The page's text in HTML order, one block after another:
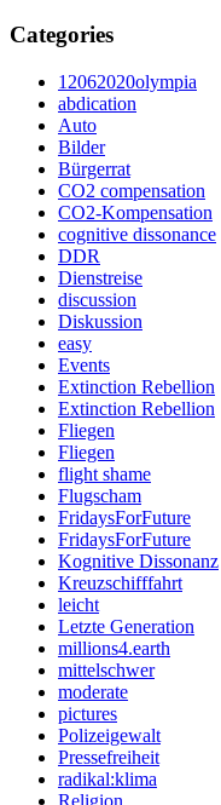
Categories
12062020olympia
abdication
Auto
Bilder
Bürgerrat
CO2 compensation
CO2-Kompensation
cognitive dissonance
DDR
Dienstreise
discussion
Diskussion
easy
Events
Extinction Rebellion
Extinction Rebellion
Fliegen
Fliegen
flight shame
Flugscham
FridaysForFuture
FridaysForFuture
Kognitive Dissonanz
Kreuzschifffahrt
leicht
Letzte Generation
millions4.earth
mittelschwer
moderate
pictures
Polizeigewalt
Pressefreiheit
radikal:klima
Religion